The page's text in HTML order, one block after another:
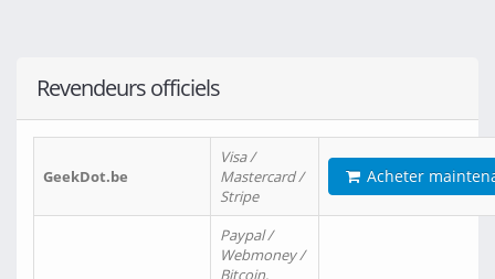
Revendeurs officiels
GeekDot.be
Visa /
Mastercard /
Stripe
Acheter
Paypal /
Webmoney /
Bitcoin,